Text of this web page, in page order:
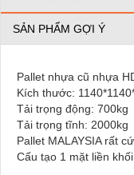
SẢN PHẨM GỢI Ý
Pallet nhựa cũ nhựa
Kích thước:
Tải trọng động: 700kg
Tải trọng tĩnh: 2000kg
Pallet MALAYSIA rất
Cấu tạo 1 mặt liền